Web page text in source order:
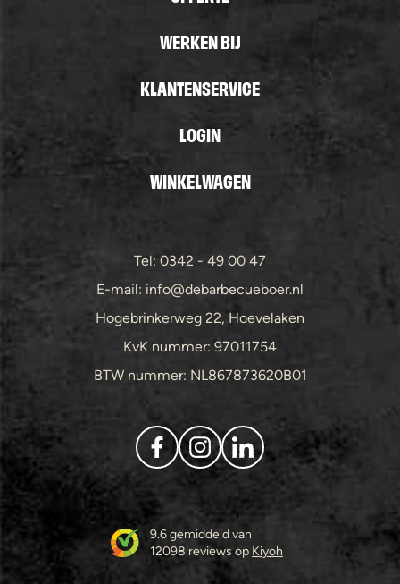
WERKEN BIJ
KLANTENSERVICE
LOGIN
WINKELWAGEN
Tel: 0342 - 49 00 47
E-mail: info@debarbecueboer.nl
Hogebrinkerweg 22, Hoevelaken
KvK nummer: 97011754
BTW nummer: NL867873620B01
9.6 gemiddeld van
12098 reviews op Kiyoh